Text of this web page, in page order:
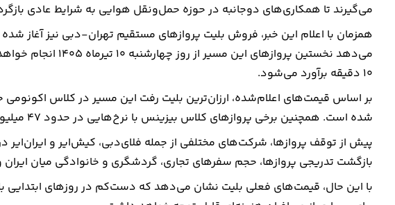
می‌گیرند تا همکاری‌های دوجانبه در حوزه حمل‌ونقل هوایی به شرایط عادی
همزمان با اعلام این خبر، فروش بلیت پروازهای مستقیم تهران-دبی نیز آغاز
می‌دهد نخستین
۱۰ دقیقه برآورد می‌شود.
شده است. همچنین برخی پروازهای کلاس بیزینس با نرخ‌هایی در حدود ۴۷ میلیون و ۹۶۱ هزار تومان به فروش می‌رسند.
پیش از توقف پروازها، شرکت‌های مختلفی از جمله فلای‌دبی، کیش‌ایر و ایران‌ایر
بازگشت تدریجی پروازها، حجم سفرهای تجاری، گردشگری و خانوادگی میان ایران و
با این حال، قیمت‌های فعلی بلیت نشان می‌دهد که دست‌کم در روزهای ابتدایی